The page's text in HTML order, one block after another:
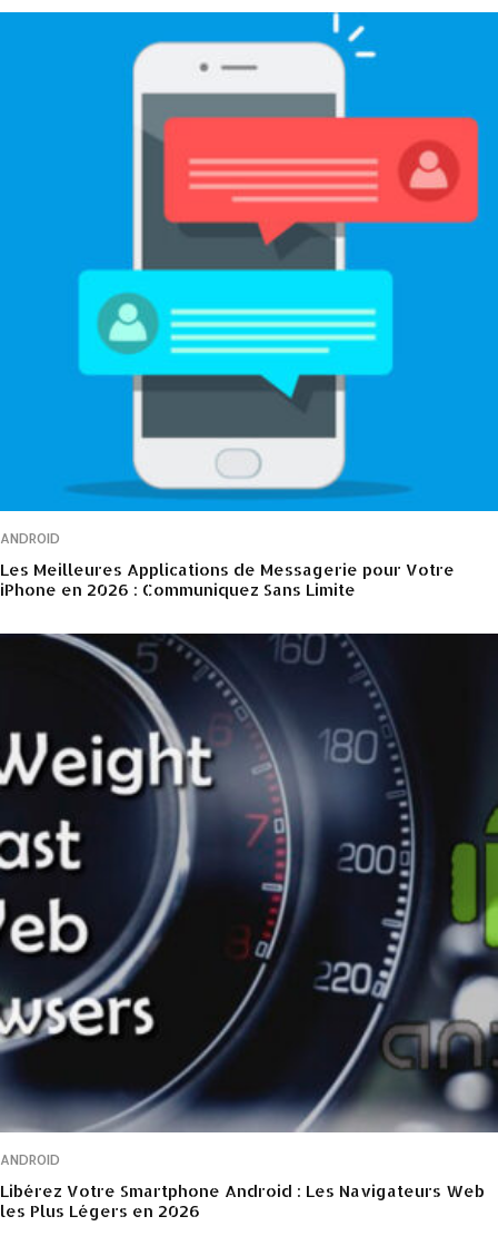
ANDROID
Les Meilleures Applications de Messagerie pour Votre
iPhone en 2026 : Communiquez Sans Limite
ANDROID
Libérez Votre Smartphone Android : Les Navigateurs Web
les Plus Légers en 2026